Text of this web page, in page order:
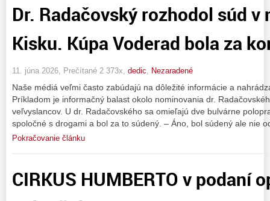
Dr. Radačovský rozhodol súd v
Kisku. Kúpa Voderad bola za
11. júna 2026, Prečítané 2 373x, dedic Nezaradené
Naše médiá veľmi často zabúdajú na dôležité informácie a
Príkladom je informačný balast okolo nominovania dr.
veľvyslancov. U dr. Radačovského sa omieľajú dve bulvárne
spoločné s drogami a bol za to súdený. – Áno, bol súdený ale nie
Pokračovanie článku
CIRKUS HUMBERTO v podaní